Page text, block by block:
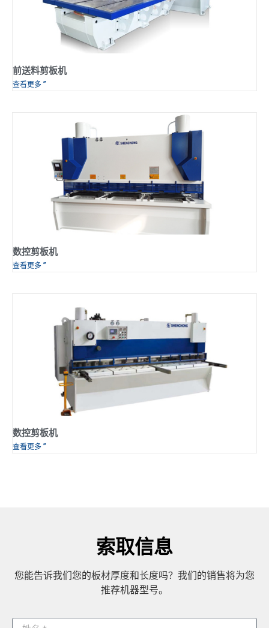
前送料剪板机
查看更多 ”
数控剪板机
查看更多 ”
数控剪板机
查看更多 ”
索取信息
您能告诉我们您的板材厚度和长度吗？我们的销售将为您
推荐机器型号。